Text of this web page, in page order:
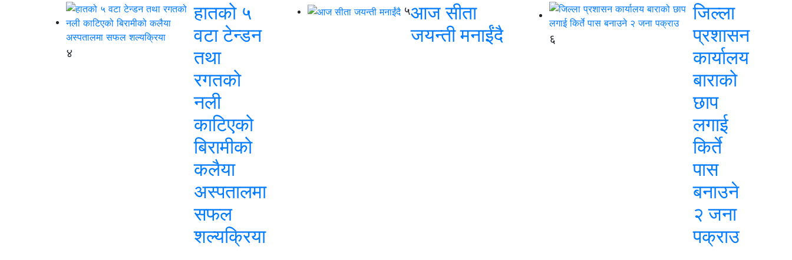
४
हातको ५
वटा टेन्डन
तथा
रगतको
नली
काटिएको
बिरामीको
कलैया
अस्पतालमा
सफल
शल्यक्रिया
५आज सीता
जयन्ती मनाईंदै
६
जिल्ला
प्रशासन
कार्यालय
बाराको
छाप
लगाई
किर्ते
पास
बनाउने
२ जना
पक्राउ